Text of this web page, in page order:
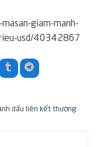
giam-manh-
usd/40342867
dấu liên kết thường